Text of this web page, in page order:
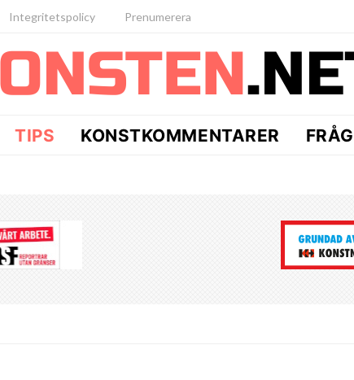
Integritetspolicy Prenumerera
TIPS KONSTKOMMENTARER